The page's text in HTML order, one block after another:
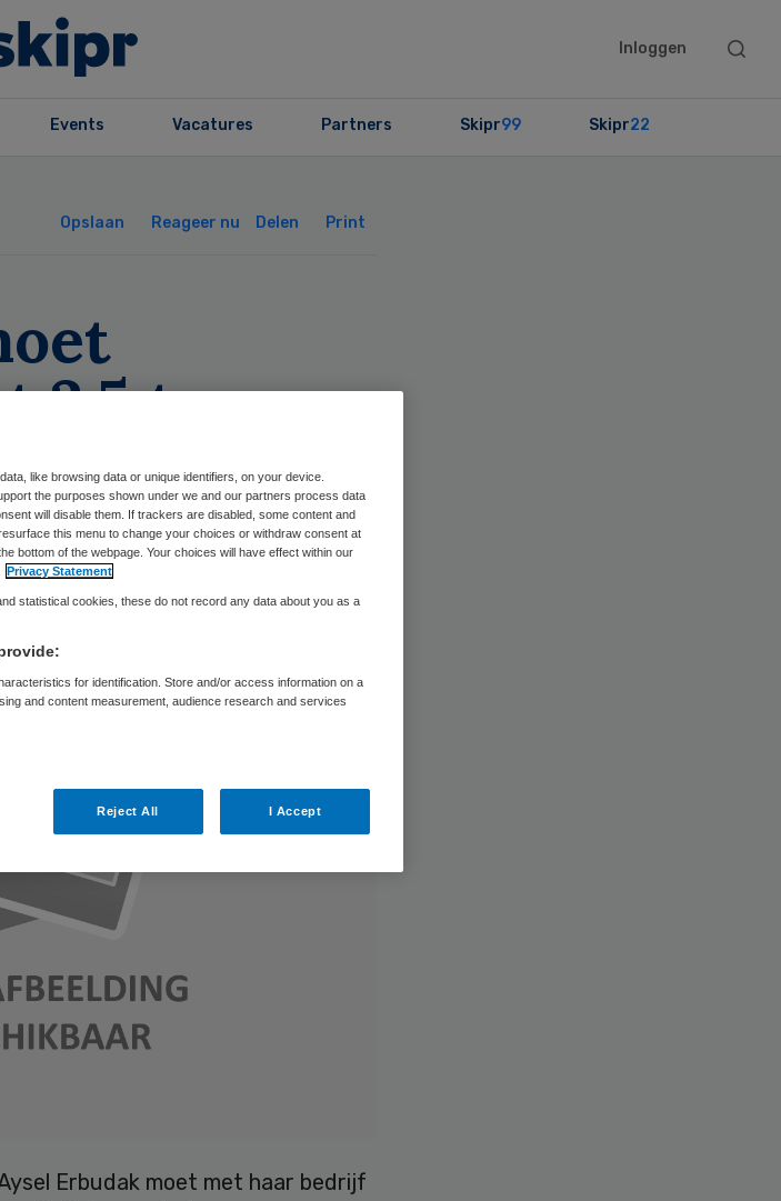
Inloggen
Search
Events Vacatures Partners Skipr99 Skipr22
Opslaan Reageer nu Delen Print
2,5 ton
2014,12:23
Erbudak moet met haar bedrijf
like browsing data or unique identifiers, on your device.
the purposes shown under we and our partners process data
will disable them. If trackers are disabled, some content and
this menu to change your choices or withdraw consent at
bottom of the webpage. Your choices will have effect within our
Privacy Statement
statistical cookies, these do not record any data about you as a
for identification. Store and/or access information on a
and content measurement, audience research and services
Reject All I Accept